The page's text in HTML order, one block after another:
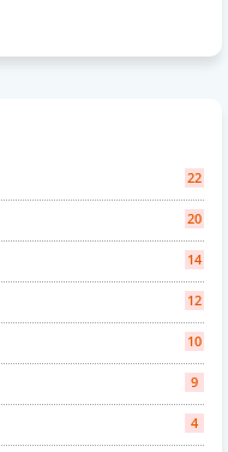
22
20
14
12
10
9
4